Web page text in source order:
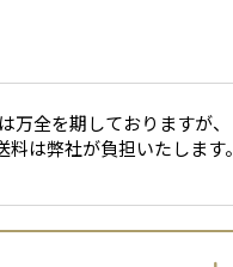
全を期しておりますが、
は弊社が負担いたします。